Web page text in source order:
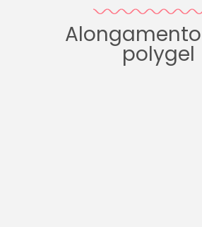
polygel